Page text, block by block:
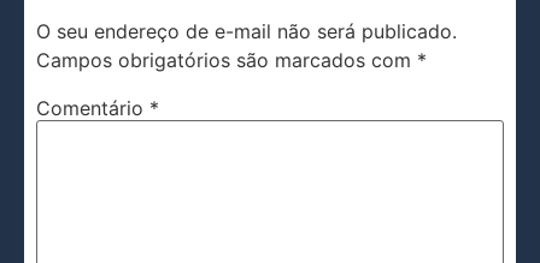
O seu endereço de e-mail não será publicado.
Campos obrigatórios são marcados com *
Comentário *